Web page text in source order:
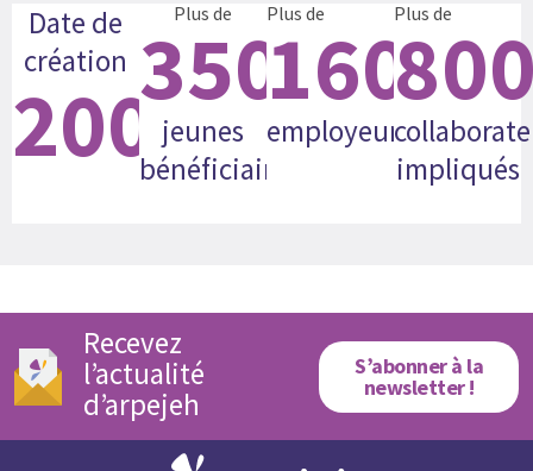
Date de
création
2008
Plus de
35000
jeunes
bénéficiaires
Plus de
160
employeurs
Plus de
impliqués
Recevez
l’actualité
d’arpejeh
S’abonner à la
newsletter !